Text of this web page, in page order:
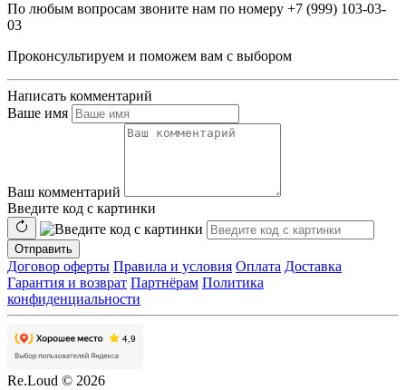
По любым вопросам звоните нам по номеру +7 (999) 103-03-
03
Проконсультируем и поможем вам с выбором
Написать комментарий
Ваше имя
Ваш комментарий
Введите код с картинки
Отправить
Договор оферты Правила и условия Оплата Доставка
Гарантия и возврат Партнёрам Политика
конфиденциальности
Re.Loud © 2026